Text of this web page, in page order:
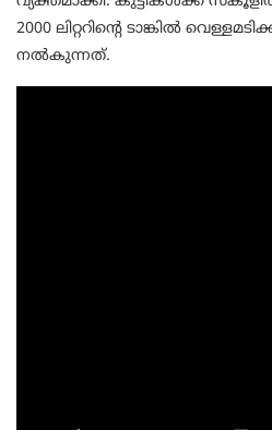
2000 ലിറ്ററിന്റെ ടാങ്കിൽ
നൽകുന്നത്.